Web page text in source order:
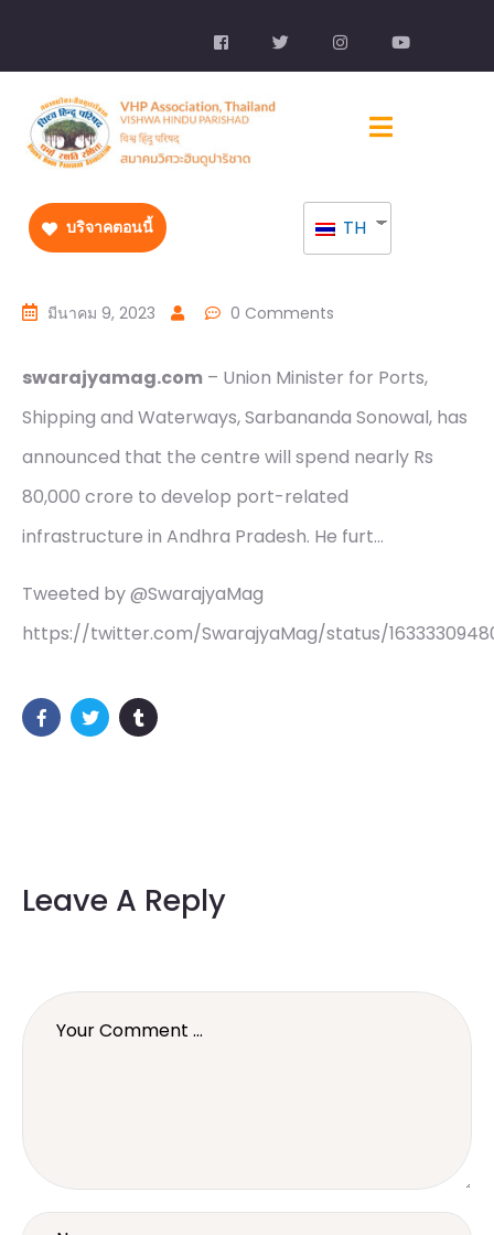
บริจาคตอนนี้ TH
มีนาคม 9, 2023 0 Comments
swarajyamag.com – Union Minister for Ports,
Shipping and Waterways, Sarbananda Sonowal, has
announced that the centre will spend nearly Rs
80,000 crore to develop port-related
infrastructure in Andhra Pradesh. He furt…
Tweeted by @SwarajyaMag
https://twitter.com/SwarajyaMag/status/
Leave A Reply